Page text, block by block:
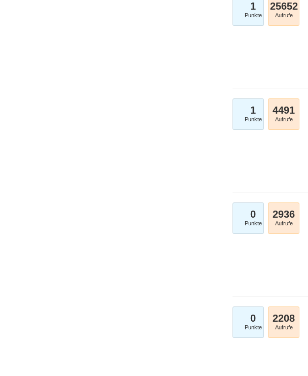
1
Punkte
25652
Aufrufe
1
Punkte
4491
Aufrufe
0
Punkte
2936
Aufrufe
0
Punkte
2208
Aufrufe